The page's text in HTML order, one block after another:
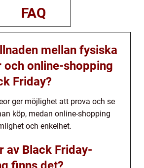
FAQ
mellan fysiska
och online-shopping
Friday?
ger möjlighet att prova och se
köp, medan online-shopping
och enkelhet.
av Black Friday-